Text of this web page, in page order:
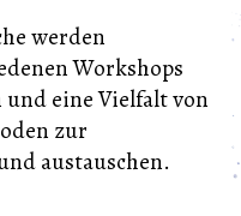
werden
Workshops
eine Vielfalt von
zur
austauschen.